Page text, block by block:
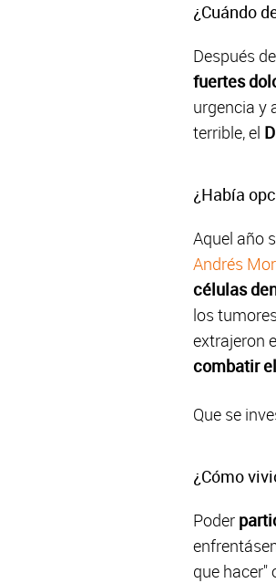
¿Cuándo
Después
fuertes
urgencia y
terrible, el
¿Había
Aquel año
Andrés
células
los
extrajeron
combatir
Que se
¿Cómo
Poder
que hacer"